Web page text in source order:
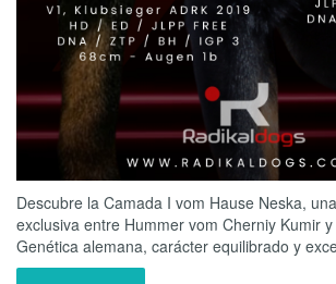
Descubre la Camada I vom Hause Neska,
exclusiva entre Hummer vom Cherniy Kumir
Genética alemana, carácter equilibrado y